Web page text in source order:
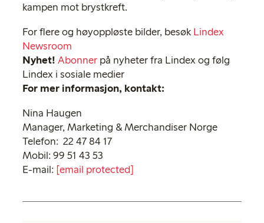
kampen mot brystkreft.
For flere og høyoppløste bilder, besøk Lindex
Newsroom
Nyhet! Abonner på nyheter fra Lindex og følg
Lindex i sosiale medier
For mer informasjon, kontakt:
Nina Haugen
Manager, Marketing & Merchandiser Norge
Telefon: 22 47 84 17
Mobil: 99 51 43 53
E-mail: [email protected]